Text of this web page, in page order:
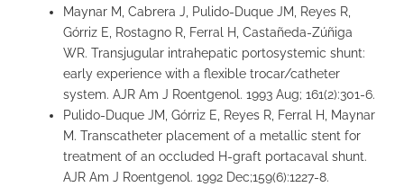
Maynar M, Cabrera J, Pulido-Duque JM, Reyes R,
Górriz E, Rostagno R, Ferral H, Castañeda-Zúñiga
WR. Transjugular intrahepatic portosystemic shunt:
early experience with a flexible trocar/catheter
system. AJR Am J Roentgenol. 1993 Aug; 161(2):301-6.
Pulido-Duque JM, Górriz E, Reyes R, Ferral H, Maynar
M. Transcatheter placement of a metallic stent for
treatment of an occluded H-graft portacaval shunt.
AJR Am J Roentgenol. 1992 Dec;159(6):1227-8.